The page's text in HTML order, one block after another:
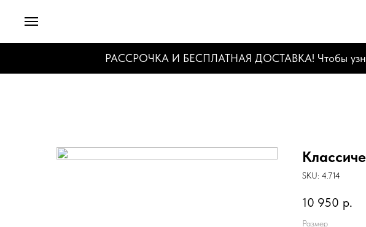
РАССРОЧКА И БЕСПЛАТНАЯ ДОСТАВКА! Чтобы
SKU: 4.714
10 950 р.
Размер